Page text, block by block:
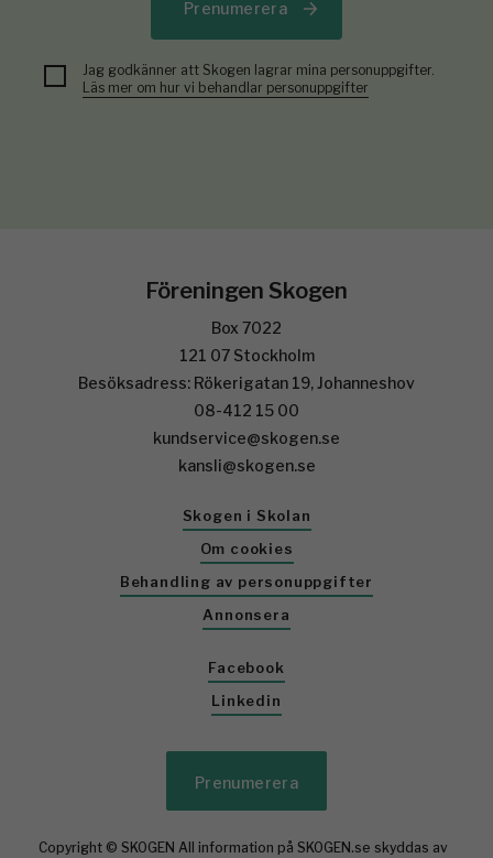
Prenumerera
Jag godkänner att Skogen lagrar mina personuppgifter.
Läs mer om hur vi behandlar personuppgifter
Föreningen Skogen
Box 7022
121 07 Stockholm
Besöksadress: Rökerigatan 19, Johanneshov
08-412 15 00
kundservice@skogen.se
kansli@skogen.se
Skogen i Skolan
Om cookies
Behandling av personuppgifter
Annonsera
Facebook
Linkedin
Prenumerera
Copyright © SKOGEN All information på SKOGEN.se skyddas av